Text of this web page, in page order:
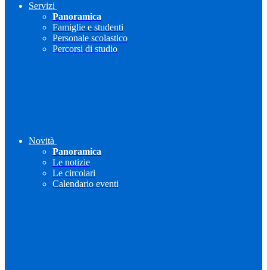
Servizi
Panoramica
Famiglie e studenti
Personale scolastico
Percorsi di studio
Novità
Panoramica
Le notizie
Le circolari
Calendario eventi